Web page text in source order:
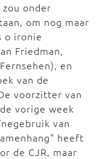
onder
om nog maar
o ironie
Friedman,
en
van de
voorzitter van
vorige week
van
heeft
de CJR, maar